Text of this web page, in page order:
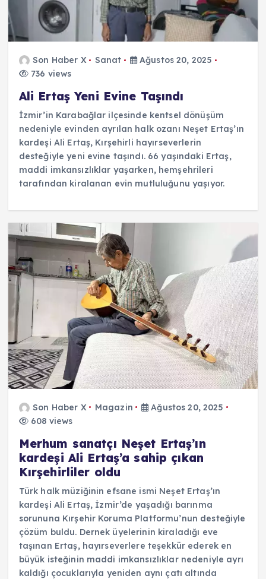
Son Haber X Sanat
Ağustos 20, 2025
736 views
Ali Ertaş Yeni Evine Taşındı
İzmir’in Karabağlar ilçesinde kentsel dönüşüm
nedeniyle evinden ayrılan halk ozanı Neşet Ertaş’ın
kardeşi Ali Ertaş, Kırşehirli hayırseverlerin
desteğiyle yeni evine taşındı. 66 yaşındaki Ertaş,
maddi imkansızlıklar yaşarken, hemşehrileri
tarafından kiralanan evin mutluluğunu yaşıyor.
Son Haber X Magazin
Ağustos 20, 2025
608 views
Merhum sanatçı Neşet Ertaş’ın
kardeşi Ali Ertaş’a sahip çıkan
Kırşehirliler oldu
Türk halk müziğinin efsane ismi Neşet Ertaş’ın
kardeşi Ali Ertaş, İzmir’de yaşadığı barınma
sorununa Kırşehir Koruma Platformu’nun desteğiyle
çözüm buldu. Dernek üyelerinin kiraladığı eve
taşınan Ertaş, hayırseverlere teşekkür ederek en
büyük isteğinin maddi imkansızlıklar nedeniyle ayrı
kaldığı çocuklarıyla yeniden aynı çatı altında